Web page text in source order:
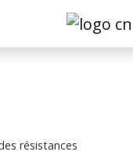
résistances